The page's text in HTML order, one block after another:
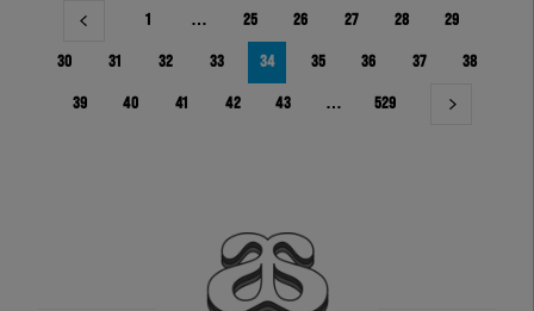
Berichtnavigatie
1 … 25 26 27 28 29
30 31 32 33 34 35 36 37 38
39 40 41 42 43 … 529